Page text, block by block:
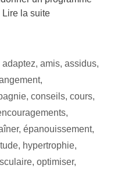
Lire la suite
adaptez, amis, assidus,
,
, conseils, cours,
,
, épanouissement,
, hypertrophie,
, optimiser,